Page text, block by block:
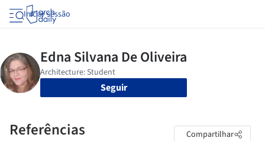
Iniciar sessão
Seguir
Referências Compartilhar